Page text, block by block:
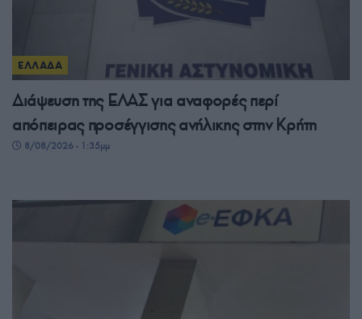
ΕΛΛΑΔΑ
Διάψευση της ΕΛΑΣ για αναφορές περί
απόπειρας προσέγγισης ανήλικης στην Κρήτη
8/08/2026 - 1:35μμ